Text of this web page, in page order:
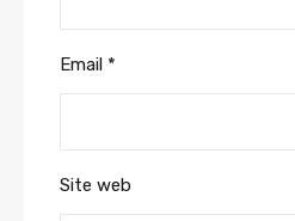
Email *
Site web